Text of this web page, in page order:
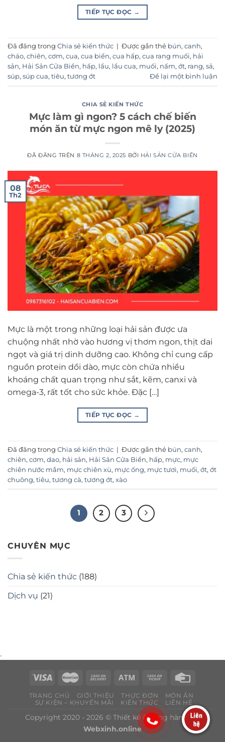
TIẾP TỤC ĐỌC →
Đã đăng trong Chia sẻ kiến thức | Được gắn thẻ bún, canh,
cháo, chiên, cơm, cua, cua biển, cua hấp, cua rang muối, hải
sản, Hải Sản Cửa Biển, hấp, lẩu, lẩu cua, muối, nấm, ớt, rang, sả,
súp, súp cua, tiêu, tương ớt Để lại một bình luận
CHIA SẺ KIẾN THỨC
Mực làm gì ngon? 5 cách chế biến
món ăn từ mực ngon mê ly (2025)
ĐÃ ĐĂNG TRÊN 8 THÁNG 2, 2025 BỞI HẢI SẢN CỬA BIỂN
08
Th2
Mực là một trong những loại hải sản được ưa
chuộng nhất nhờ vào hương vị thơm ngon, thịt dai
ngọt và giá trị dinh dưỡng cao. Không chỉ cung cấp
nguồn protein dồi dào, mực còn chứa nhiều
khoáng chất quan trọng như sắt, kẽm, canxi và
omega-3, rất tốt cho sức khỏe. Đặc […]
TIẾP TỤC ĐỌC →
Đã đăng trong Chia sẻ kiến thức | Được gắn thẻ bún, canh,
chiên, cơm, dao, hải sản, Hải Sản Cửa Biển, hấp, mực, mực
chiên nước mắm, mực chiên xù, mực ống, mực tươi, muối, ớt, ớt
chuông, tiêu, tương cà, tương ớt, xào
1 2 3
CHUYÊN MỤC
Chia sẻ kiến thức (188)
Dịch vụ (21)
.
TRANG CHỦ GIỚI THIỆU THỰC ĐƠN
MÓN ĂN
SỰ KIỆN – KHUYẾN MÃI
KIẾN THỨC LIÊN HỆ
Copyright 2020 - 2026 © Thiết kế & đồng hành bởi
Webxinh.online